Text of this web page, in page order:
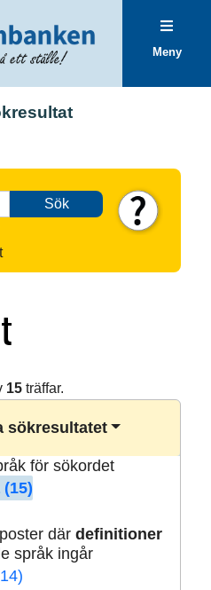
Meny
Sök
15träffar.
sökresultatet
för sökordet
där definitioner
språk ingår